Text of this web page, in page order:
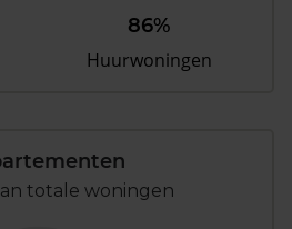
86%
Huurwoningen
totale woningen